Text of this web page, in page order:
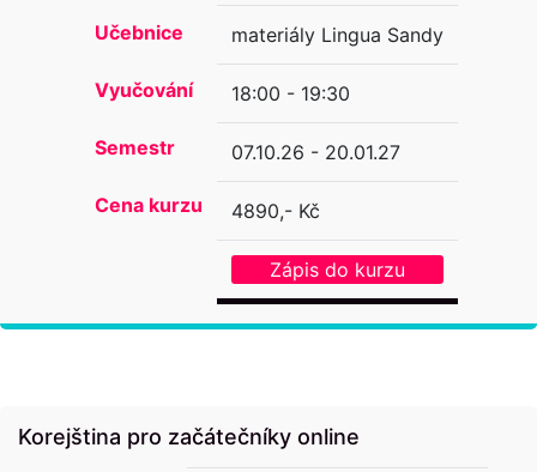
Učebnice
Vyučování
Semestr
Cena kurzu
materiály Lingua Sandy
18:00 - 19:30
07.10.26 - 20.01.27
4890,- Kč
Zápis do kurzu
Korejština pro začátečníky online